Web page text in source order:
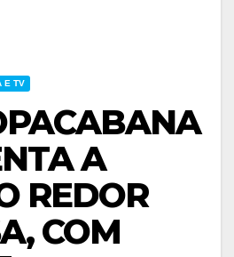
E TV
A
REDOR
COM